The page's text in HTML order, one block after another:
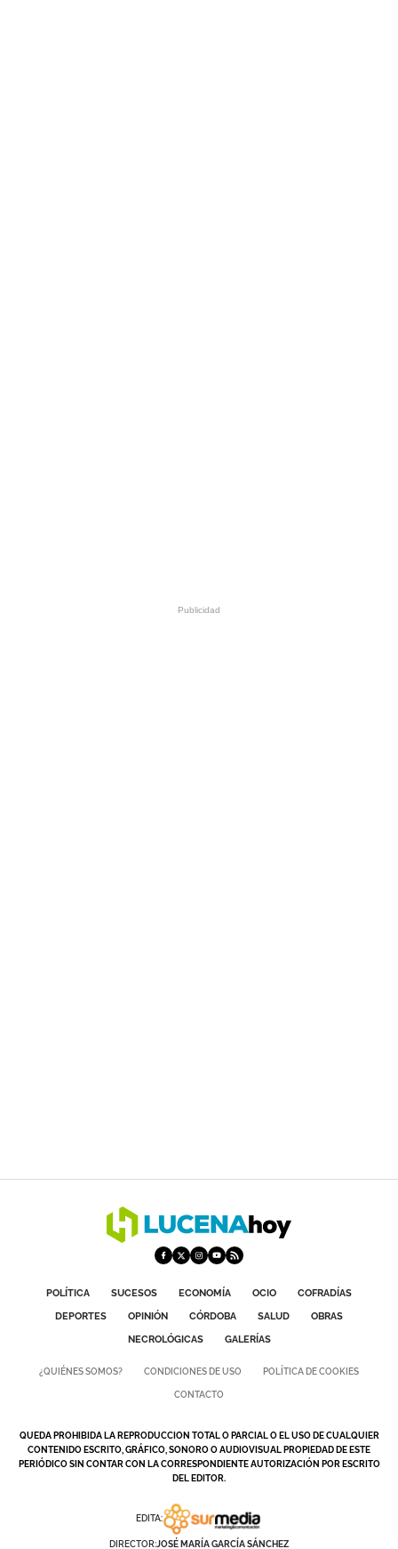
POLÍTICA SUCESOS ECONOMÍA OCIO
COFRADÍAS
DEPORTES
OPINIÓN CÓRDOBA SALUD
OBRAS
NECROLÓGICAS
GALERÍAS
¿QUIÉNES SOMOS? CONDICIONES DE USO POLÍTICA DE COOKIES
CONTACTO
QUEDA PROHIBIDA LA REPRODUCCION TOTAL O PARCIAL O EL USO DE CUALQUIER
CONTENIDO ESCRITO, GRÁFICO, SONORO O AUDIOVISUAL PROPIEDAD DE ESTE
PERIÓDICO SIN CONTAR CON LA CORRESPONDIENTE AUTORIZACIÓN POR ESCRITO
DEL EDITOR.
EDITA:
DIRECTOR:JOSÉ MARÍA GARCÍA SÁNCHEZ